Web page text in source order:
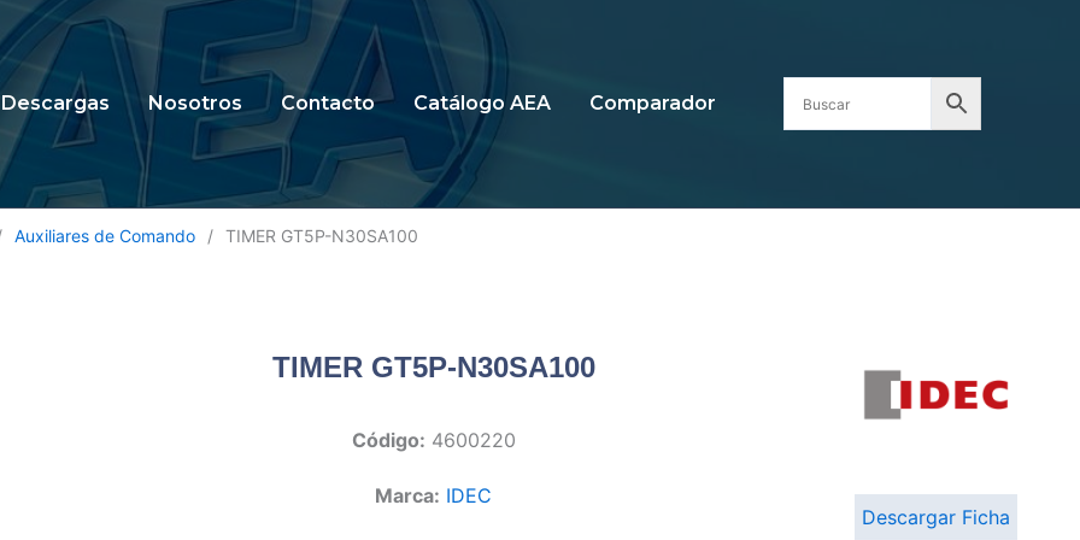
Descargas Nosotros Contacto Catálogo AEA Comparador
Auxiliares de Comando / TIMER GT5P-N30SA100
TIMER GT5P-N30SA100
Código: 4600220
Marca: IDEC
Descargar Ficha